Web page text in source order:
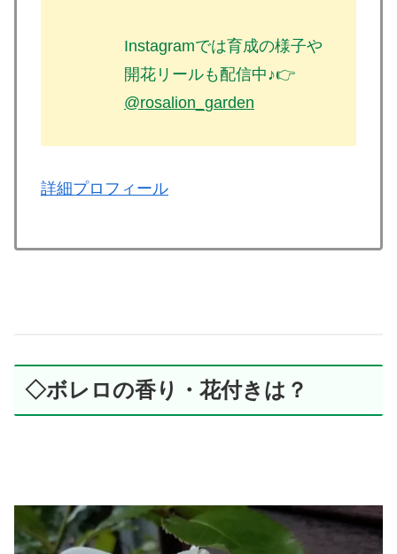
Instagramでは育成の様子や
開花リールも配信中♪👉
@rosalion_garden
詳細プロフィール
◇ボレロの香り・花付きは？